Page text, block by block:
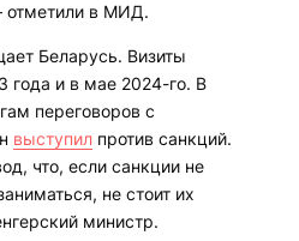
отметили в МИД.
Беларусь. Визиты
года и в мае 2024-го. В
переговоров с
выступил против санкций.
что, если санкции не
не стоит их
министр.